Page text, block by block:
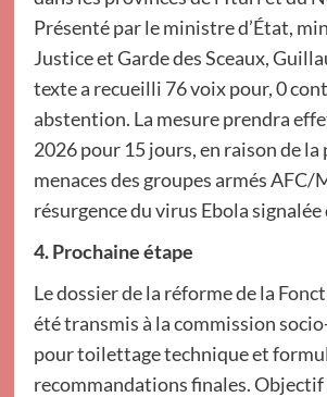
Présenté par le ministre d’État,
Justice et Garde des Sceaux,
texte a recueilli 76 voix pour, 0
abstention. La mesure prendra
2026 pour 15 jours, en raison de la
menaces des groupes armés AFC/
résurgence du virus Ebola signalée
4. Prochaine étape
Le dossier de la réforme de la
été transmis à la commission
pour toilettage technique et
recommandations finales. Objectif